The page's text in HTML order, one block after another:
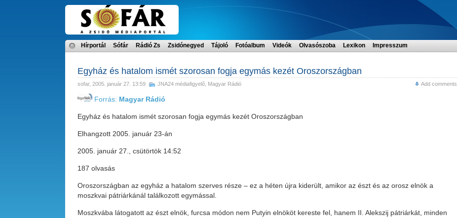
Hírportál Sófár Rádió Zs Zsidónegyed Tájoló Fotóalbum Videók Olvasószoba Lexikon Impresszum
Egyház és hatalom ismét szorosan fogja egymás kezét Oroszországban
sofar, 2005. január 27. 13:59 JNA24 médiafigyelő Magyar Rádió Add comments
Forrás: Magyar Rádió
Egyház és hatalom ismét szorosan fogja egymás kezét Oroszországban
Elhangzott 2005. január 23-án
2005. január 27., csütörtök 14:52
187 olvasás
Oroszországban az egyház a hatalom szerves része – ez a héten újra kiderült, amikor az észt és az orosz elnök a
moszkvai pátriárkánál találkozott egymással.
Moszkvába látogatott az észt elnök, furcsa módon nem Putyin elnököt kereste fel, hanem II. Alekszij pátriárkát, minden